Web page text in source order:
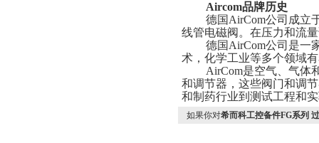
Aircom品牌历史
德国AirCom公司成立
线管电磁阀。在压力和流
德国AirCom公司是一
术，化学工业等多个领域
AirCom是空气、气体
和调节器，这些阀门和调
和制药行业到测试工程和
如果你对希而科工控备件FG系列